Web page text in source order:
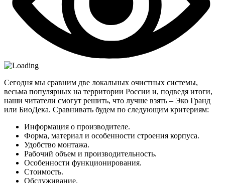
Сегодня мы сравним две локальных очистных системы,
весьма популярных на территории России и, подведя итоги,
наши читатели смогут решить, что лучше взять – Эко Гранд
или БиоДека. Сравнивать будем по следующим критериям:
Информация о производителе.
Форма, материал и особенности строения корпуса.
Удобство монтажа.
Рабочий объем и производительность.
Особенности функционирования.
Стоимость.
Обслуживание.